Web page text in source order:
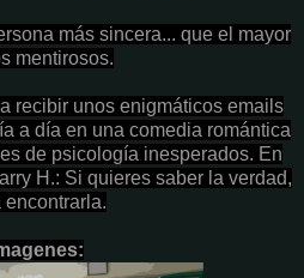
más sincera... que el mayor
mentirosos.
recibir unos enigmáticos emails
a día en una comedia romántica
de psicología inesperados. En
H.: Si quieres saber la verdad,
encontrarla.